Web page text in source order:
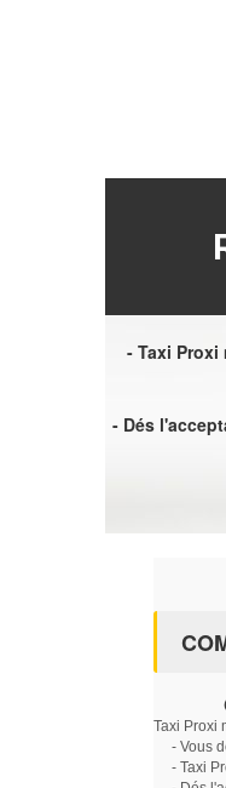
- Taxi
- Dés
Taxi Proxi
- Vous
- Taxi